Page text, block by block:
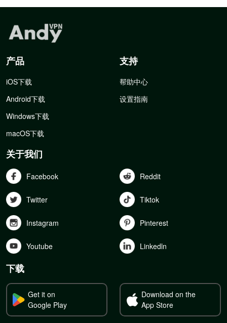
产品
iOS下载
Android下载
Windows下载
macOS下载
支持
帮助中心
设置指南
关于我们
Facebook Reddit
Twitter Tiktok
Instagram Pinterest
Youtube Linkedln
下载
Get it on
Google Play
Download on the
App Store